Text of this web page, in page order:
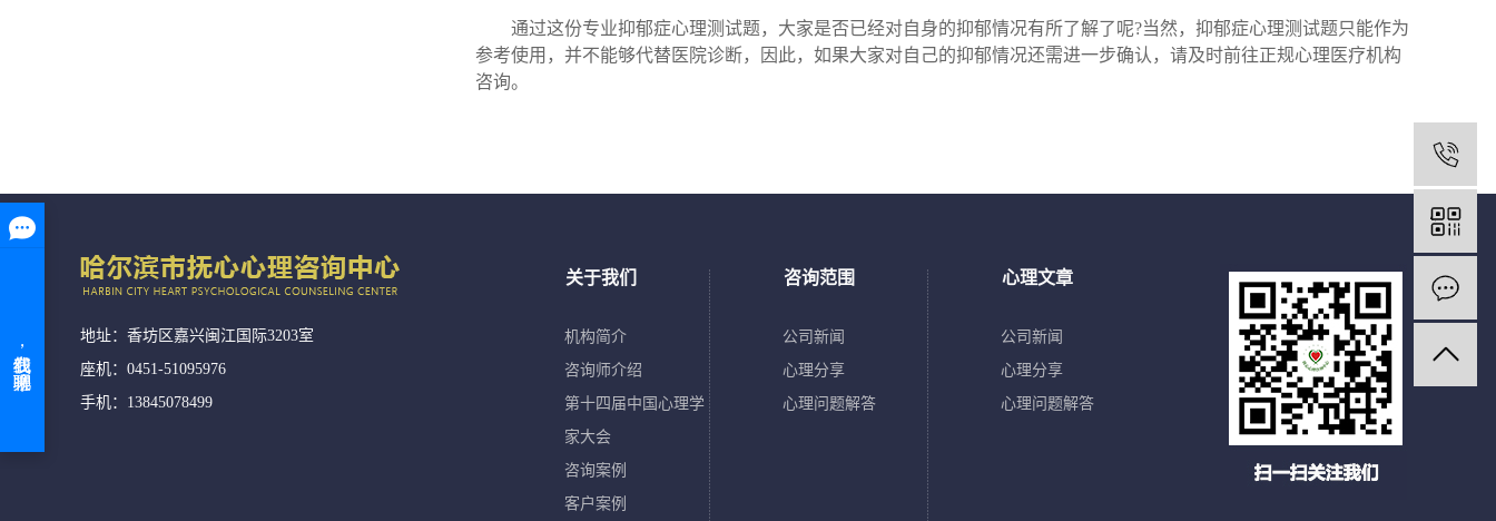
通过这份专业抑郁症心理测试题，大家是否已经对自身的抑郁情况有所了解了呢?当然，抑郁症心理测试题只能作为
参考使用，并不能够代替医院诊断，因此，如果大家对自己的抑郁情况还需进一步确认，请及时前往正规心理医疗机构
咨询。
地址：香坊区嘉兴闽江国际3203室
座机：0451-51095976
手机：13845078499
关于我们
机构简介
咨询师介绍
第十四届中国心理学
家大会
咨询案例
客户案例
咨询范围
公司新闻
心理分享
心理问题解答
心理文章
公司新闻
心理分享
心理问题解答